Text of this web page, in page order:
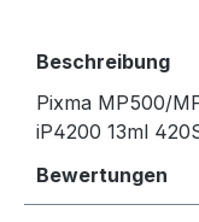
Beschreibung
Pixma MP500/
iP4200 13ml
Bewertungen